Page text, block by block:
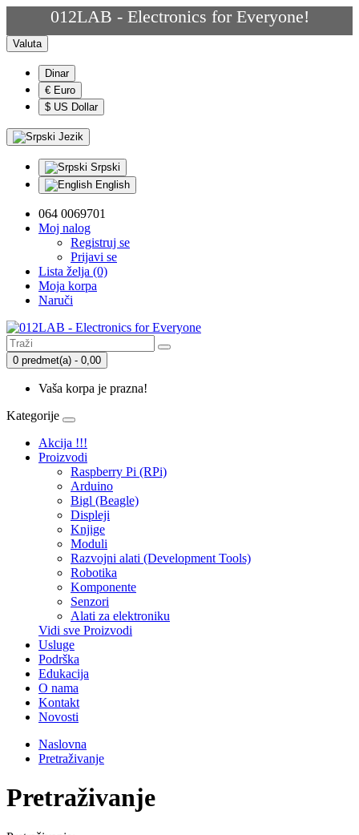
012LAB - Electronics for Everyone!
Valuta
Dinar
€ Euro
$ US Dollar
Jezik
Srpski
English
064 0069701
Moj nalog
Registruj se
Prijavi se
Lista želja (0)
Moja korpa
Naruči
0 predmet(a) - 0,00
Vaša korpa je prazna!
Kategorije
Akcija !!!
Proizvodi
Raspberry Pi (RPi)
Arduino
Bigl (Beagle)
Displеji
Knjige
Moduli
Razvojni alati (Development Tools)
Robotika
Komponente
Senzori
Alati za elektroniku
Vidi sve Proizvodi
Usluge
Podrška
Edukacija
O nama
Kontakt
Novosti
Naslovna
Pretraživanje
Pretraživanje